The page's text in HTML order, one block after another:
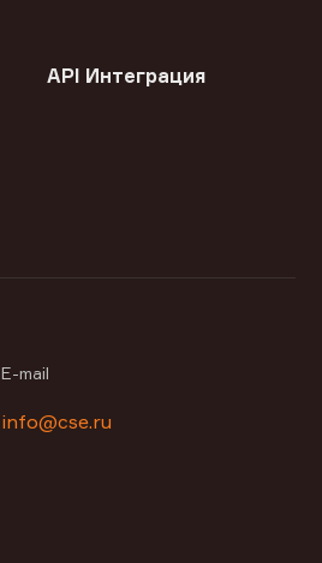
API Интеграция
E-mail
info@cse.ru